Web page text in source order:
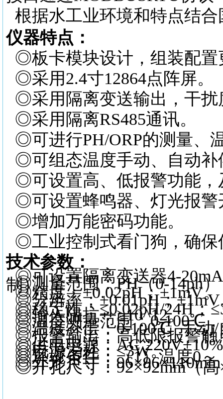
根据水工业环境和特点结
仪器特点：
◎板卡模块设计，组装配置
◎采用2.4寸12864点阵屏。
◎采用隔离变送输出，干扰
◎采用隔离RS485通讯。
◎可进行PH/ORP的测量、
◎可组态温度手动、自动补
◎可设置高、低报警功能，
◎可设置蜂鸣器、灯光报警
◎增加万能密码功能。
◎工业控制式看门狗，确保
技术参数：
◎可设置隔离变送器4-20mA
◎测量范围：PH（0-14ph）
制）。
◎精度：±0.02pH；±1mV。
◎分辨率：±0.01pH；±1mV
◎稳定性：≤0.02pH/24H；
◎输入阻抗：≥10^12。
◎温度测量范围：0-100℃
◎温度补偿：0-100℃ 手动/
◎报警输出：高低限报警触
◎供电电源：AC
◎电源消耗：≤3W。
◎环境条件：（1）温度0
◎外形尺寸：
◎开孔尺寸：92×92mm（